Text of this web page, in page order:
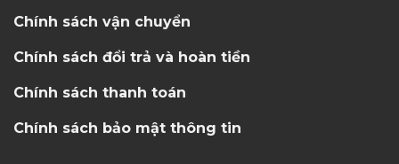
Chính sách vận chuyển
Chính sách đổi trả và hoàn tiền
Chính sách thanh toán
Chính sách bảo mật thông tin